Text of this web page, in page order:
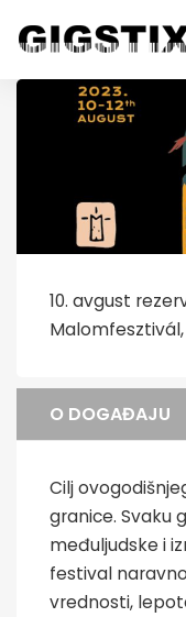
10. avgust
Malomfesztivál,
O DOGAĐAJU
Cilj
granice. Svaku
međuljudske i
festival
vrednosti,